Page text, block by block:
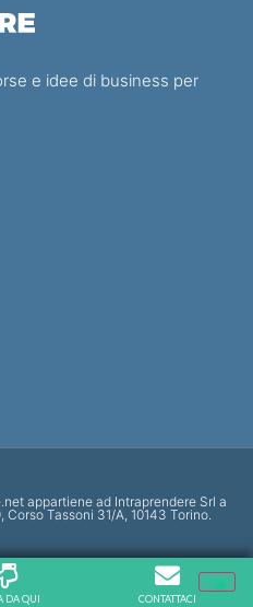
e idee di business per
appartiene ad Intraprendere Srl a
Corso Tassoni 31/A, 10143 Torino.
DA QUI CONTATTACI